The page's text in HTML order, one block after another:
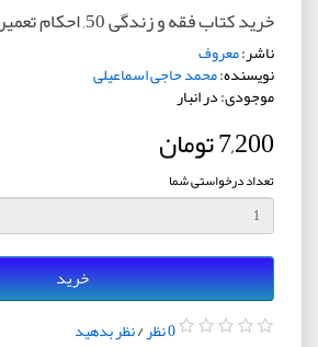
خرید کتاب فقه و زندگی 50, احکام تعمیرکاران خودرو
ناشر:معروف
نویسنده:محمد حاجی اسماعیلی
موجودی: در انبار
7,200 تومان
تعداد درخواستی شما
خرید
0 نظر /نظر بدهید